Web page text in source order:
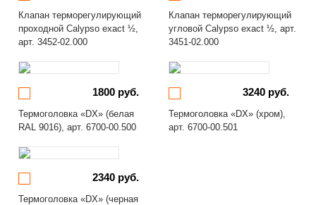
Клапан терморегулирующий
проходной Calypso exact ½,
арт. 3452-02.000
Клапан терморегулирующий
угловой Calypso exact ½, арт.
3451-02.000
1800 руб.
Термоголовка «DX» (белая
RAL 9016), арт. 6700-00.500
3240 руб.
Термоголовка «DX» (хром),
арт. 6700-00.501
2340 руб.
Термоголовка «DX» (черная